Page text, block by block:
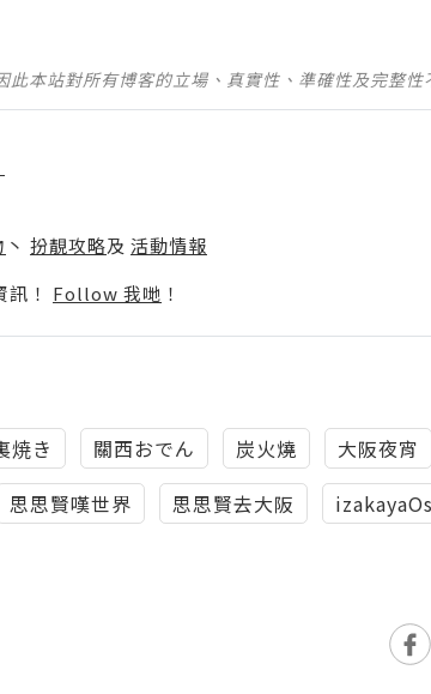
本站對所有博客的立場、真實性、準確性及完整性
丶 扮靚攻略及 活動情報
！ Follow 我哋 ！
焼き 關西おでん 炭火燒 大阪夜宵
思思賢嘆世界 思思賢去大阪